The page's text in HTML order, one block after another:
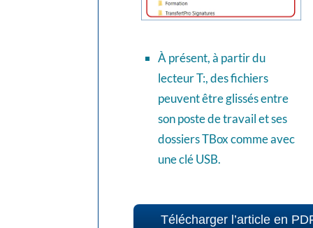
À présent, à partir du
lecteur T:, des fichiers
peuvent être glissés entre
son poste de travail et ses
dossiers TBox comme avec
une clé USB.
Télécharger l’article en